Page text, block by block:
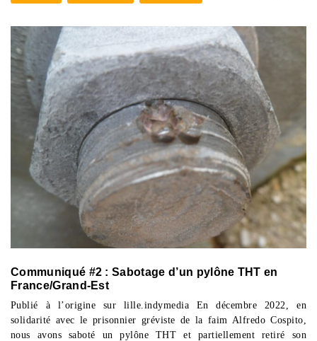
Communiqué #2 : Sabotage d’un pylône THT en
France/Grand-Est
Publié à l’origine sur lille.indymedia En décembre 2022, en
solidarité avec le prisonnier gréviste de la faim Alfredo Cospito,
nous avons saboté un pylône THT et partiellement retiré son